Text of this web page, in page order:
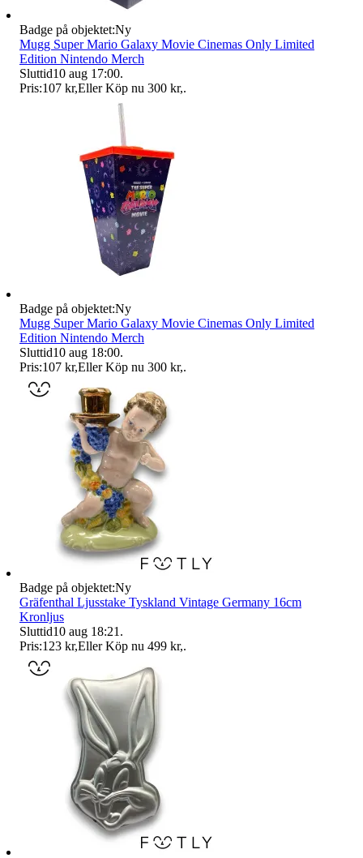
Badge på objektet:Ny
Mugg Super Mario Galaxy Movie Cinemas Only Limited
Edition Nintendo Merch
Sluttid10 aug 17:00.
Pris:107 kr,Eller Köp nu 300 kr,.
Badge på objektet:Ny
Mugg Super Mario Galaxy Movie Cinemas Only Limited
Edition Nintendo Merch
Sluttid10 aug 18:00.
Pris:107 kr,Eller Köp nu 300 kr,.
Badge på objektet:Ny
Gräfenthal Ljusstake Tyskland Vintage Germany 16cm
Kronljus
Sluttid10 aug 18:21 .
Pris:123 kr,Eller Köp nu 499 kr,.